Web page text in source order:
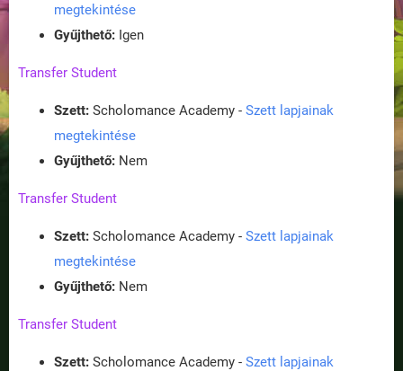
megtekintése
Gyűjthető: Igen
Transfer Student
Szett: Scholomance Academy - Szett lapjainak
megtekintése
Gyűjthető: Nem
Transfer Student
Szett: Scholomance Academy - Szett lapjainak
megtekintése
Gyűjthető: Nem
Transfer Student
Szett: Scholomance Academy - Szett lapjainak